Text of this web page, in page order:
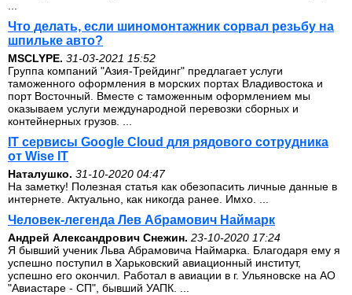
Что делать, если шиномонтажник сорвал резьбу на
шпильке авто?
MSCLYPE. 31-03-2021 15:52
Группа компаний "Азия-Трейдинг" предлагает услуги
таможенного оформления в морских портах Владивостока и
порт Восточный. Вместе с таможенным оформлением мы
оказываем услуги международной перевозки сборных и
контейнерных грузов. ...
IT сервисы Google Cloud для рядового сотрудника
от Wise IT
Наталушко. 31-10-2020 04:47
На заметку! Полезная статья как обезопасить личные данные в
интернете. Актуально, как никогда ранее. Имхо. ...
Человек-легенда Лев Абрамович Наймарк
Андрей Александрович Снежин. 23-10-2020 17:24
Я бывший ученик Льва Абрамовича Наймарка. Благодаря ему я
успешно поступил в Харьковский авиационный институт,
успешно его окончил. Работал в авиации в г. Ульяновске на АО
"Авиастаре - СП", бывший УАПК. ...